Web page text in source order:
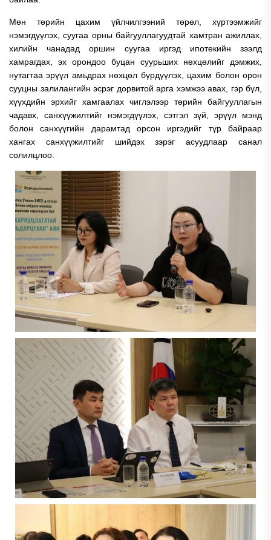
Мөн төрийн цахим үйлчилгээний төрөл, хүртээмжийг
нэмэгдүүлэх, суугаа орны байгууллагуудтай хамтран ажиллах,
хилийн чанадад оршин суугаа иргэд ипотекийн зээлд
хамрагдах, эх орондоо буцан суурьших нөхцөлийг дэмжих,
нутагтаа эрүүл амьдрах нөхцөл бүрдүүлэх, цахим болон орон
сууцны залилангийн эсрэг дорвитой арга хэмжээ авах, гэр бүл,
хүүхдийн эрхийг хамгаалах чиглэлээр төрийн байгууллагын
чадавх, санхүүжилтийг нэмэгдүүлэх, сэтгэл зүй, эрүүл мэнд
болон санхүүгийн дарамтад орсон иргэдийг түр байраар
хангах санхүүжилтийг шийдэх зэрэг асуудлаар санал
солилцлоо.